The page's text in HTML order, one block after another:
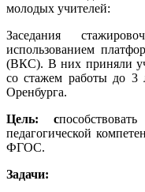
молодых учителей:
Заседания
использованием
(ВКС). В них приняли
со стажем работы до 3
Оренбурга.
Цель: с
педагогической
ФГОС.